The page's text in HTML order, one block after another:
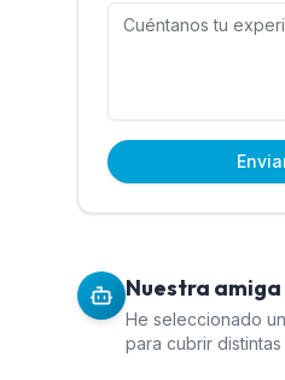
Nuestra amiga
He seleccionado
para cubrir